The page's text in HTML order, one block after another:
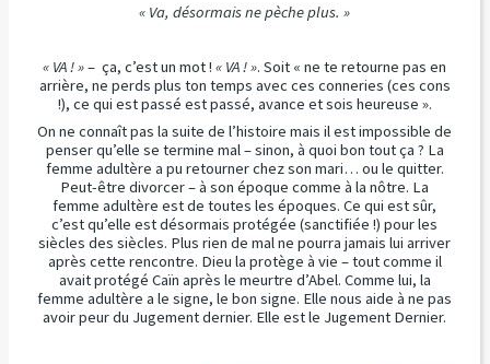
« Va, désormais ne pèche plus. »
« VA ! »– ça, c’est un mot !« VA ! ». Soit « ne te retourne pas en
arrière, ne perds plus ton temps avec ces conneries (ces cons
!), ce qui est passé est passé, avance et sois heureuse ».
On ne connaît pas la suite de l’histoire mais il est impossible de
penser qu’elle se termine mal – sinon, à quoi bon tout ça ? La
femme adultère a pu retourner chez son mari… ou le quitter.
Peut-être divorcer – à son époque comme à la nôtre. La
femme adultère est de toutes les époques. Ce qui est sûr,
c’est qu’elle est désormais protégée (sanctifiée !) pour les
siècles des siècles. Plus rien de mal ne pourra jamais lui arriver
après cette rencontre. Dieu la protège à vie – tout comme il
avait protégé Caïn après le meurtre d’Abel. Comme lui, la
femme adultère a le signe, le bon signe. Elle nous aide à ne pas
avoir peur du Jugement dernier. Elle est le Jugement Dernier.